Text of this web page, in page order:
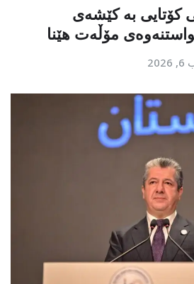
کۆتایی بە کێشەی
مۆڵەت هێنا